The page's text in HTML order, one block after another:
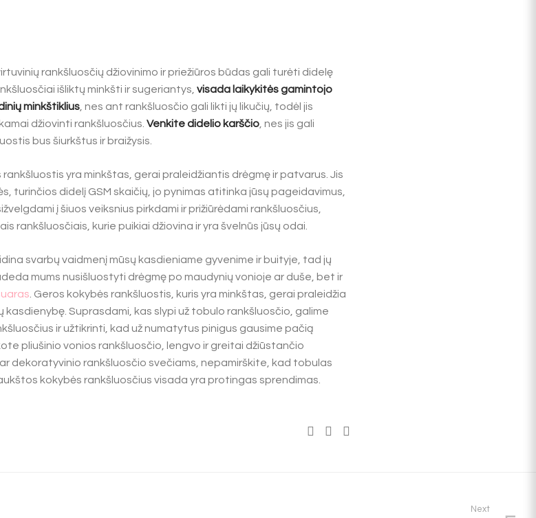
rankšluosčių džiovinimo ir priežiūros būdas gali turėti didelę
išliktų minkšti ir sugeriantys, visada laikykitės gamintojo
minkštiklius, nes ant rankšluosčio gali likti jų likučių, todėl jis
džiovinti rankšluosčius. Venkite didelio karščio, nes jis gali
bus šiurkštus ir braižysis.
yra minkštas, gerai praleidžiantis drėgmę ir patvarus. Jis
turinčios didelį GSM skaičių, jo pynimas atitinka jūsų pageidavimus,
į šiuos veiksnius pirkdami ir prižiūrėdami rankšluosčius,
rankšluosčiais, kurie puikiai džiovina ir yra švelnūs jūsų odai.
svarbų vaidmenį mūsų kasdieniame gyvenime ir buityje, tad jų
mums nusišluostyti drėgmę po maudynių vonioje ar duše, bet ir
. Geros kokybės rankšluostis, kuris yra minkštas, gerai praleidžia
Suprasdami, kas slypi už tobulo rankšluosčio, galime
ir užtikrinti, kad už numatytus pinigus gausime pačią
pliušinio vonios rankšluosčio, lengvo ir greitai džiūstančio
dekoratyvinio rankšluosčio svečiams, nepamirškite, kad tobulas
kokybės rankšluosčius visada yra protingas sprendimas.
Next